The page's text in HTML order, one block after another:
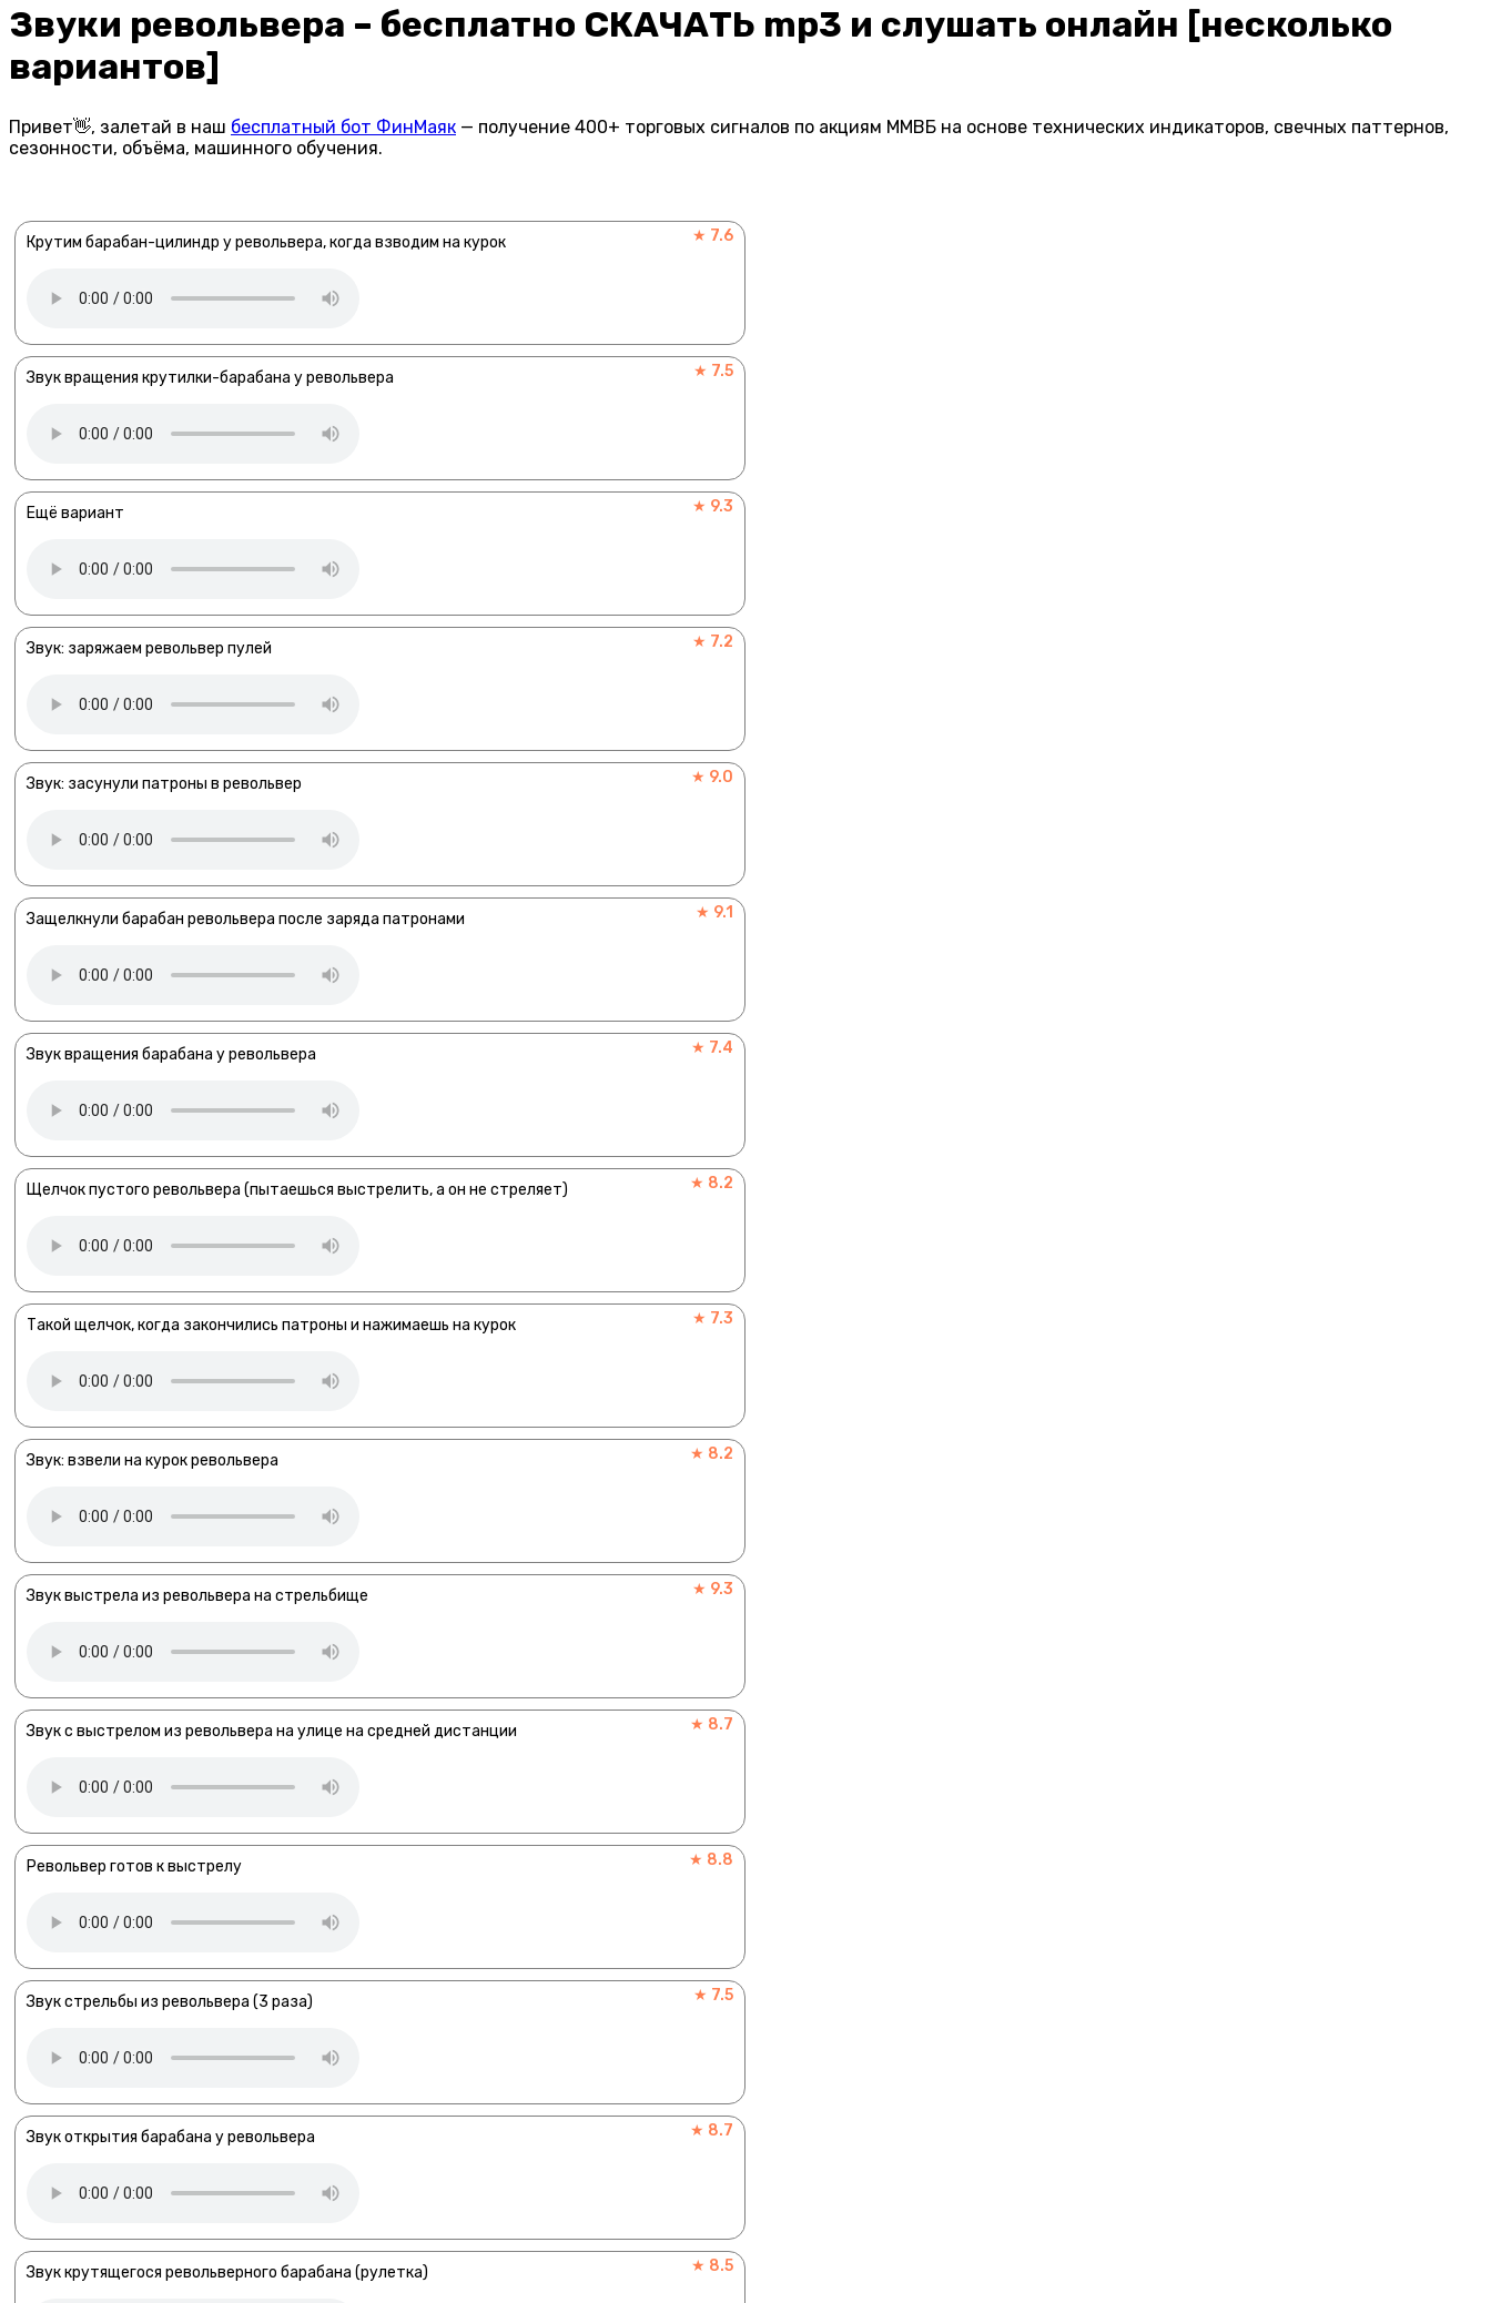
Звуки револьвера – бесплатно СКАЧАТЬ mp3 и слушать онлайн [несколько
вариантов]
Привет👋, залетай в наш бесплатный бот ФинМаяк — получение 400+ торговых сигналов по акциям ММВБ на основе технических индикаторов, свечных паттернов,
сезонности, объёма, машинного обучения.
Крутим барабан-цилиндр у револьвера, когда взводим на курок ★ 7.6
Звук вращения крутилки-барабана у револьвера ★ 7.5
Ещё вариант ★ 9.3
Звук: заряжаем револьвер пулей ★ 7.2
Звук: засунули патроны в револьвер ★ 9.0
Защелкнули барабан револьвера после заряда патронами ★ 9.1
Звук вращения барабана у револьвера ★ 7.4
Щелчок пустого револьвера (пытаешься выстрелить, а он не стреляет) ★ 8.2
Такой щелчок, когда закончились патроны и нажимаешь на курок ★ 7.3
Звук: взвели на курок револьвера ★ 8.2
Звук выстрела из револьвера на стрельбище ★ 9.3
Звук с выстрелом из револьвера на улице на средней дистанции ★ 8.7
Револьвер готов к выстрелу ★ 8.8
Звук стрельбы из револьвера (3 раза) ★ 7.5
Звук открытия барабана у револьвера ★ 8.7
Звук крутящегося револьверного барабана (рулетка) ★ 8.5